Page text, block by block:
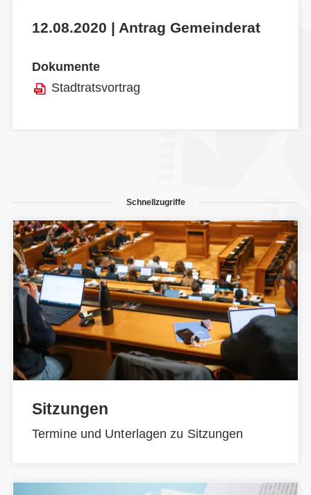
12.08.2020 | Antrag Gemeinderat
Dokumente
Stadtratsvortrag
Schnellzugriffe
Sitzungen
Termine und Unterlagen zu Sitzungen